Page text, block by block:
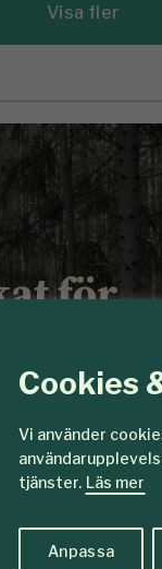
Cookies
Vi använder
tjänster. Läs mer
Anpassa
Visa fler
för